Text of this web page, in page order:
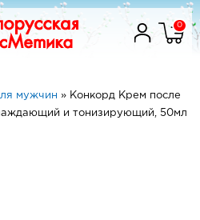
0
мужчин » Конкорд Крем после
и тонизирующий, 50мл